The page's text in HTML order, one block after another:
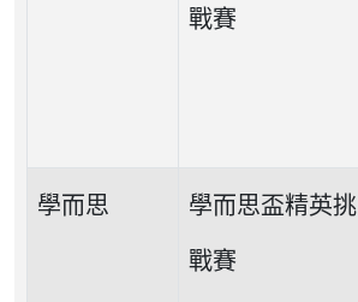
戰賽
學而思 學而思盃精英挑
戰賽